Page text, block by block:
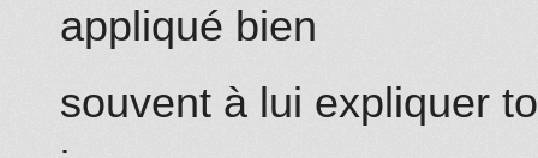
appliqué bien
souvent à lui expliquer